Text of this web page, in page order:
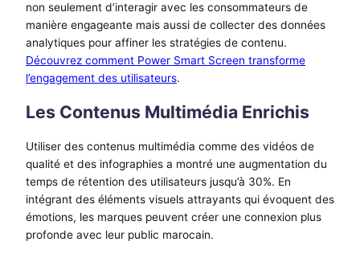
non seulement d’interagir avec les consommateurs de
manière engageante mais aussi de collecter des données
analytiques pour affiner les stratégies de contenu.
Découvrez comment Power Smart Screen transforme
l’engagement des utilisateurs.
Les Contenus Multimédia Enrichis
Utiliser des contenus multimédia comme des vidéos de
qualité et des infographies a montré une augmentation du
temps de rétention des utilisateurs jusqu’à 30%. En
intégrant des éléments visuels attrayants qui évoquent des
émotions, les marques peuvent créer une connexion plus
profonde avec leur public marocain.